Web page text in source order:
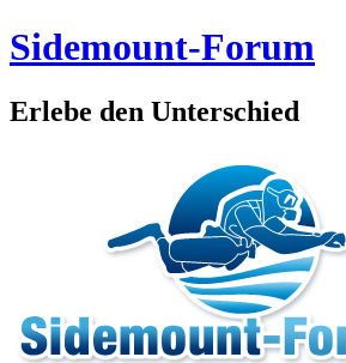
Sidemount-Forum
Erlebe den Unterschied